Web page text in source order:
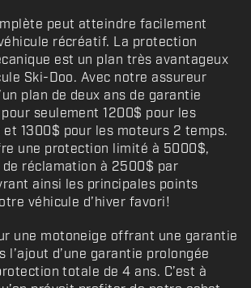
peut atteindre facilement
récréatif. La protection
est un plan très avantageux
Ski-Doo. Avec notre assureur
plan de deux ans de garantie
seulement 1200$ pour les
1300$ pour les moteurs 2 temps.
une protection limité à 5000$,
de réclamation à 2500$ par
ainsi les principales points
véhicule d’hiver favori!
une motoneige offrant une garantie
l’ajout d’une garantie prolongée
totale de 4 ans. C’est à